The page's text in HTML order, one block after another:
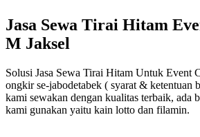
Jasa Sewa Tirai Hitam
M Jaksel
Solusi Jasa Sewa Tirai Hitam Untuk Event
ongkir se-jabodetabek ( syarat & ketentuan
kami sewakan dengan kualitas terbaik, ada
kami gunakan yaitu kain lotto dan filamin.